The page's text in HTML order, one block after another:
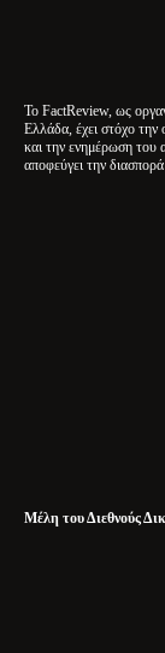
Το FactReview, ως
Ελλάδα, έχει στόχο
και την ενημέρωση του
αποφεύγει την
Μέλη του Διεθνούς